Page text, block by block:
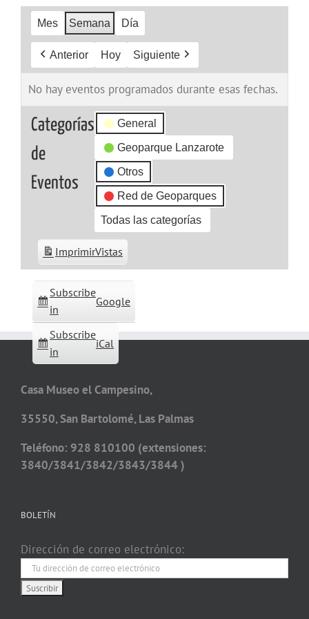
Mes Semana Día
Anterior Hoy Siguiente
No hay eventos programados durante esas fechas.
Categorías
de
Eventos
General
Geoparque Lanzarote
Otros
Red de Geoparques
Todas las categorías
Subscribe
in
Google
Subscribe
in
iCal
ImprimirVistas
Casa Museo el Campesino,
35550, San Bartolomé, Las Palmas
Teléfono: 928 810100 (extensiones:
3840/3841/3842/3843/3844 )
BOLETÍN
Dirección de correo electrónico: